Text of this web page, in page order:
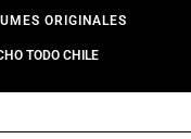
ORIGINALES
TODO CHILE